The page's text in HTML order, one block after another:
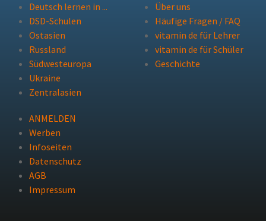
Deutsch lernen in ...
DSD-Schulen
Ostasien
Russland
Südwesteuropa
Ukraine
Zentralasien
Über uns
Häufige Fragen / FAQ
vitamin de für Lehrer
vitamin de für Schüler
Geschichte
ANMELDEN
Werben
Infoseiten
Datenschutz
AGB
Impressum